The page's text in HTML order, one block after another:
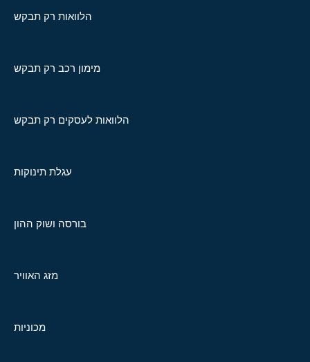
הלוואות רק תבקש
מימון רכב רק תבקש
הלוואות לעסקים רק תבקש
עגלת תינוקות
בורסה ושוק ההון
מזג האוויר
מכוניות